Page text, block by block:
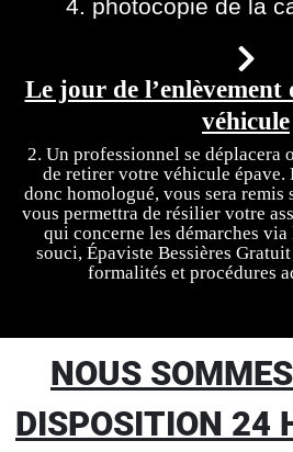
4. photocopie de la
Le jour de l’enlèvement
véhicule
2. Un professionnel se déplacera
de retirer votre véhicule épave.
donc homologué, vous sera remis
vous permettra de résilier votre
qui concerne les démarches
souci, Épaviste Bessières
formalités et procédures
NOUS
DISPOSITION 24